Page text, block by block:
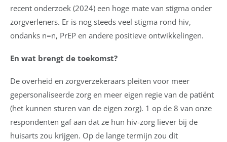
recent onderzoek (2024) een hoge mate van stigma onder
zorgverleners. Er is nog steeds veel stigma rond hiv,
ondanks n=n, PrEP en andere positieve ontwikkelingen.
En wat brengt de toekomst?
De overheid en zorgverzekeraars pleiten voor meer
gepersonaliseerde zorg en meer eigen regie van de patiënt
(het kunnen sturen van de eigen zorg). 1 op de 8 van onze
respondenten gaf aan dat ze hun hiv-zorg liever bij de
huisarts zou krijgen. Op de lange termijn zou dit